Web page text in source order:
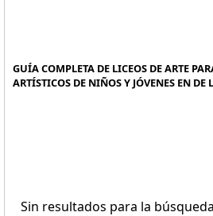
GUÍA COMPLETA DE LICEOS DE ARTE
ARTÍSTICOS DE NIÑOS Y JÓVENES EN DE
Sin resultados para la